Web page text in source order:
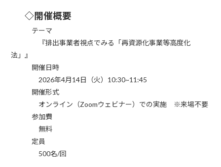
◇開催概要
テーマ
『排出事業者視点でみる「再資源化事業等高度化
法」』
開催日時
2026年4月14日（火）10:30~11:45
開催形式
オンライン（Zoomウェビナー）での実施 ※来場不要
参加費
無料
定員
500名/回